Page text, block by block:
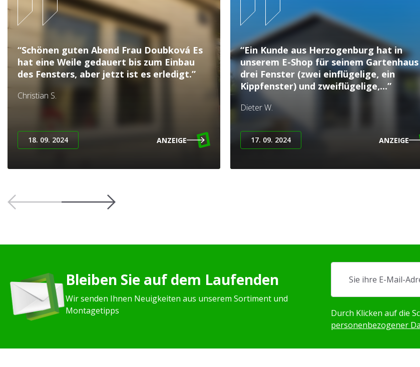
“Schönen guten Abend Frau Doubková Es
hat eine Weile gedauert bis zum Einbau
des Fensters, aber jetzt ist es erledigt.”
Christian S.
18. 09. 2024 ANZEIGE
“Ein Kunde aus Herzogenburg hat in
unserem E-Shop für seinem Gartenhaus
drei Fenster (zwei einflügelige, ein
Kippfenster) und zweiflügelige,...”
Dieter W.
17. 09. 2024 ANZEIGE
Bleiben Sie auf dem Laufenden
Wir senden Ihnen Neuigkeiten aus unserem Sortiment und
Montagetipps
Durch Klicken auf die
personenbezogener